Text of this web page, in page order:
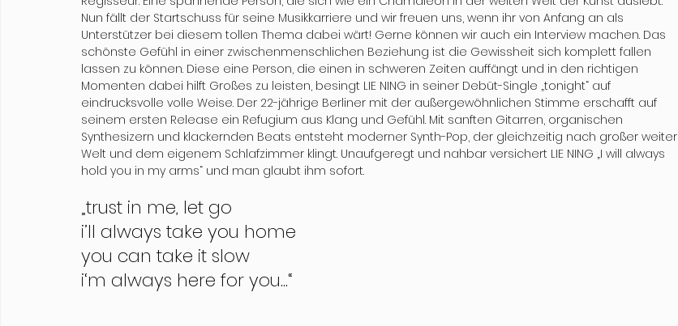
Nun fällt der Startschuss für seine Musikkarriere und wir freuen uns, wenn ihr von Anfang an als
Unterstützer bei diesem tollen Thema dabei wärt! Gerne können wir auch ein Interview machen. Das
schönste Gefühl in einer zwischenmenschlichen Beziehung ist die Gewissheit sich komplett fallen
lassen zu können. Diese eine Person, die einen in schweren Zeiten auffängt und in den richtigen
Momenten dabei hilft Großes zu leisten, besingt LIE NING in seiner Debüt-Single „tonight“ auf
eindrucksvolle volle Weise. Der 22-jährige Berliner mit der außergewöhnlichen Stimme erschafft auf
seinem ersten Release ein Refugium aus Klang und Gefühl. Mit sanften Gitarren, organischen
Synthesizern und klackernden Beats entsteht moderner Synth-Pop, der gleichzeitig nach großer weiter
Welt und dem eigenem Schlafzimmer klingt. Unaufgeregt und nahbar versichert LIE NING „I will always
hold you in my arms“ und man glaubt ihm sofort.
„trust in me, let go
i’ll always take you home
you can take it slow
i‘m always here for you...“